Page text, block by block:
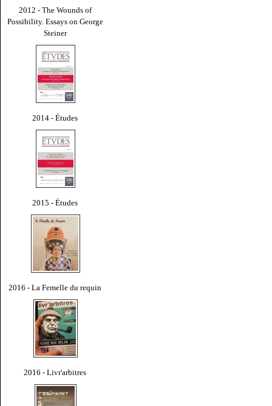
2012 - The Wounds of
Possibility. Essays on George
Steiner
2014 - Études
2015 - Études
2016 - La Femelle du requin
2016 - Livr'arbitres